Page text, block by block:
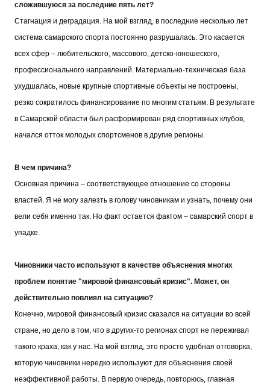
сложившуюся за последние пять лет?
Стагнация и деградация. На мой взгляд, в последние несколько лет
система самарского спорта постоянно разрушалась. Это касается
всех сфер – любительского, массового, детско-юношеского,
профессионального направлений. Материально-техническая база
ухудшалась, новые крупные спортивные объекты не построены,
резко сократилось финансирование по многим статьям. В результате
в Самарской области был расформирован ряд спортивных клубов,
начался отток молодых спортсменов в другие регионы.
В чем причина?
Основная причина – соответствующее отношение со стороны
властей. Я не могу залезть в голову чиновникам и узнать, почему они
вели себя именно так. Но факт остается фактом – самарский спорт в
упадке.
Чиновники часто используют в качестве объяснения многих
проблем понятие "мировой финансовый кризис". Может, он
действительно повлиял на ситуацию?
Конечно, мировой финансовый кризис сказался на ситуации во всей
стране, но дело в том, что в других-то регионах спорт не переживал
такого краха, как у нас. На мой взгляд, это просто удобная отговорка,
которую чиновники нередко используют для объяснения своей
неэффективной работы. В первую очередь, повторюсь, главная